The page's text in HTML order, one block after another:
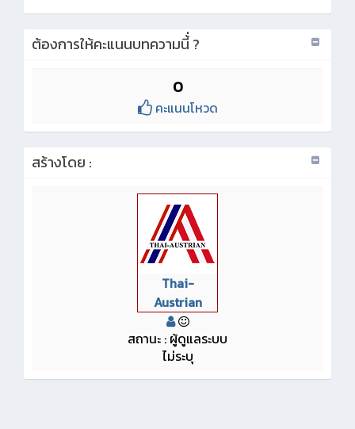
ต้องการให้คะแนนบทความนี้่ ?
0
คะแนนโหวด
สร้างโดย :
Thai-
Austrian
สถานะ : ผู้ดูแลระบบ
ไม่ระบุ